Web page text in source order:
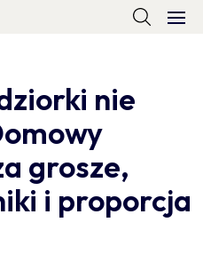
nie
grosze,
i proporcja